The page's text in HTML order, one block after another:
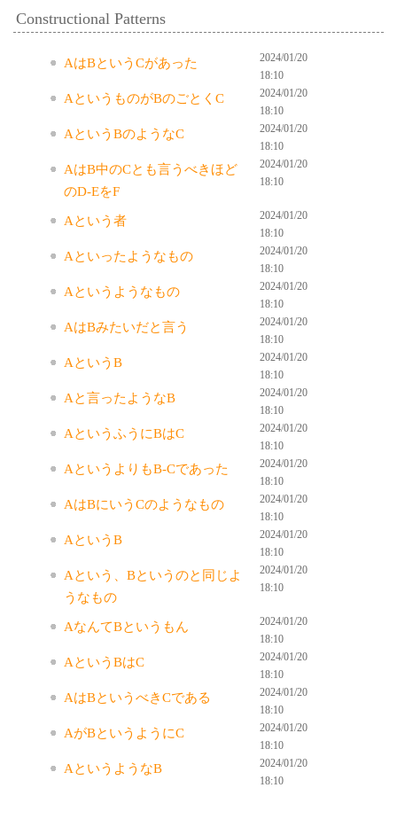
Constructional Patterns
AはBというCがあった
2024/01/20
18:10
AというものがBのごとくC
2024/01/20
18:10
AというBのようなC
2024/01/20
18:10
AはB中のCとも言うべきほど
のD-EをF
2024/01/20
18:10
Aという者
2024/01/20
18:10
Aといったようなもの
2024/01/20
18:10
Aというようなもの
2024/01/20
18:10
AはBみたいだと言う
2024/01/20
18:10
AというB
2024/01/20
18:10
Aと言ったようなB
2024/01/20
18:10
AというふうにBはC
2024/01/20
18:10
AというよりもB-Cであった
2024/01/20
18:10
AはBにいうCのようなもの
2024/01/20
18:10
AというB
2024/01/20
18:10
Aという、Bというのと同じよ
うなもの
2024/01/20
18:10
AなんてBというもん
2024/01/20
18:10
AというBはC
2024/01/20
18:10
AはBというべきCである
2024/01/20
18:10
AがBというようにC
2024/01/20
18:10
AというようなB
2024/01/20
18:10